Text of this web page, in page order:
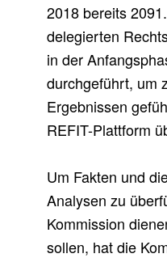
2018 bereits
delegierten
in der
durchgeführt, um
Ergebnissen
REFIT-Plattform
Um Fakten und
Analysen zu
Kommission
sollen, hat die